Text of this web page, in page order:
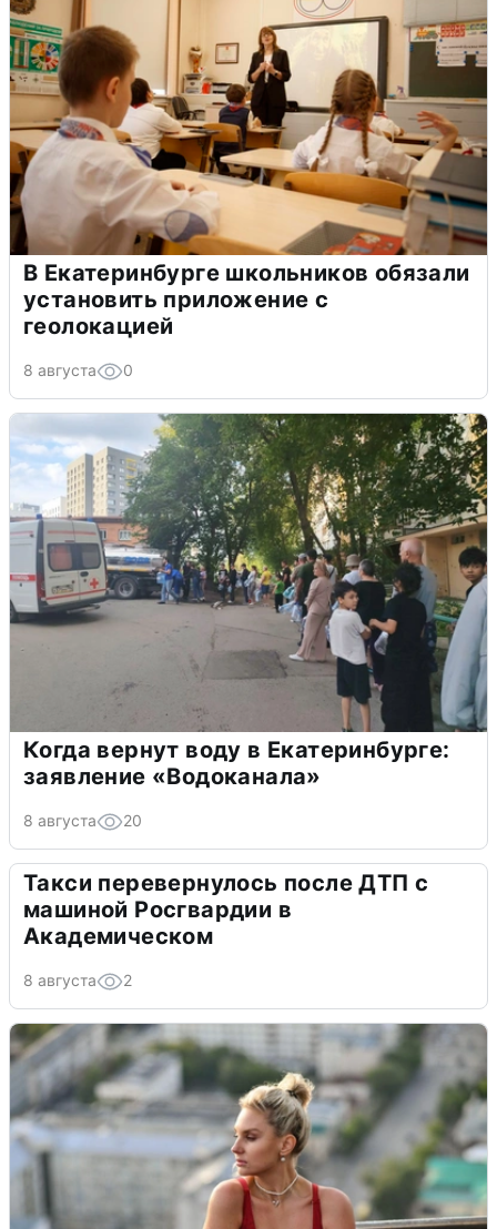
В Екатеринбурге школьников обязали
установить приложение с
геолокацией
8 августа 0
Когда вернут воду в Екатеринбурге:
заявление «Водоканала»
8 августа 20
Такси перевернулось после ДТП с
машиной Росгвардии в
Академическом
8 августа 2